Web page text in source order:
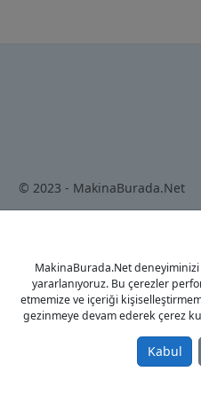
© 2023 - MakinaBurada.Net
Gizlilik Politikası
Kullanım Koşulları
İletişim
MakinaBurada.Net
yararlanıyoruz. Bu çerezler
etmemize ve içeriği
gezinmeye devam ederek çerez
Kabul